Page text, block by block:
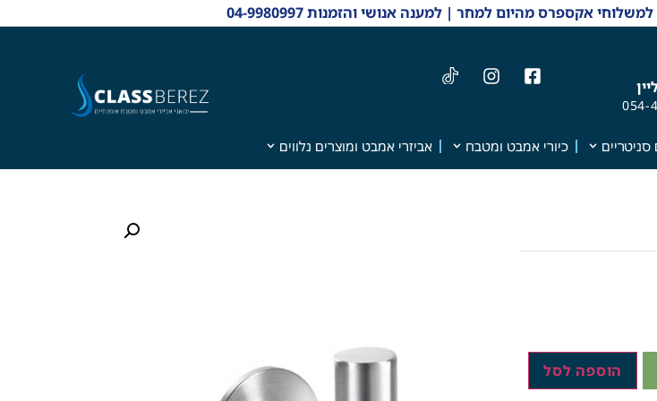
054-
כיורי אמבט ומטבח אביזרי אמבט ומוצרים נלווים
הוספה לסל